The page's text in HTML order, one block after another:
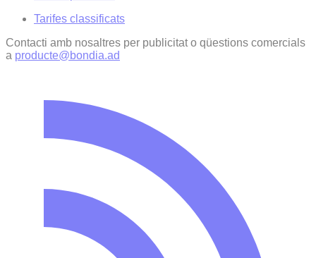
Tarifes classificats
Contacti amb nosaltres per publicitat o qüestions comercials
a producte@bondia.ad